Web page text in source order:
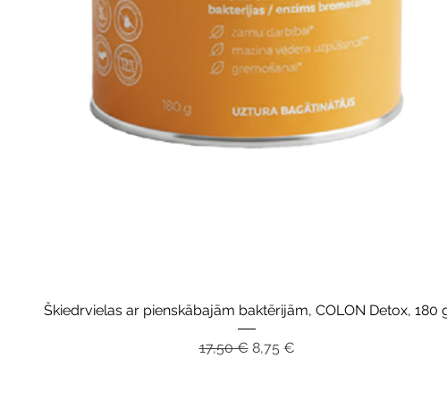
Ātrais skats
Škiedrvielas ar pienskābajām baktērijām, COLON Detox, 180
Parastā cena
17,50 € Izpārdošanas cena
8,75 €